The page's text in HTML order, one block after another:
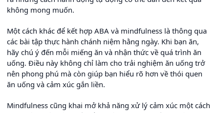
không mong muốn.
Một cách khác để kết hợp ABA và mindfulness là thông qua
các bài tập thực hành chánh niệm hằng ngày. Khi bạn ăn,
hãy chú ý đến mỗi miếng ăn và nhận thức về quá trình ăn
uống. Điều này không chỉ làm cho trải nghiệm ăn uống trở
nên phong phú mà còn giúp bạn hiểu rõ hơn về thói quen
ăn uống và cảm xúc gắn liền.
Mindfulness cũng khai mở khả năng xử lý cảm xúc một cách